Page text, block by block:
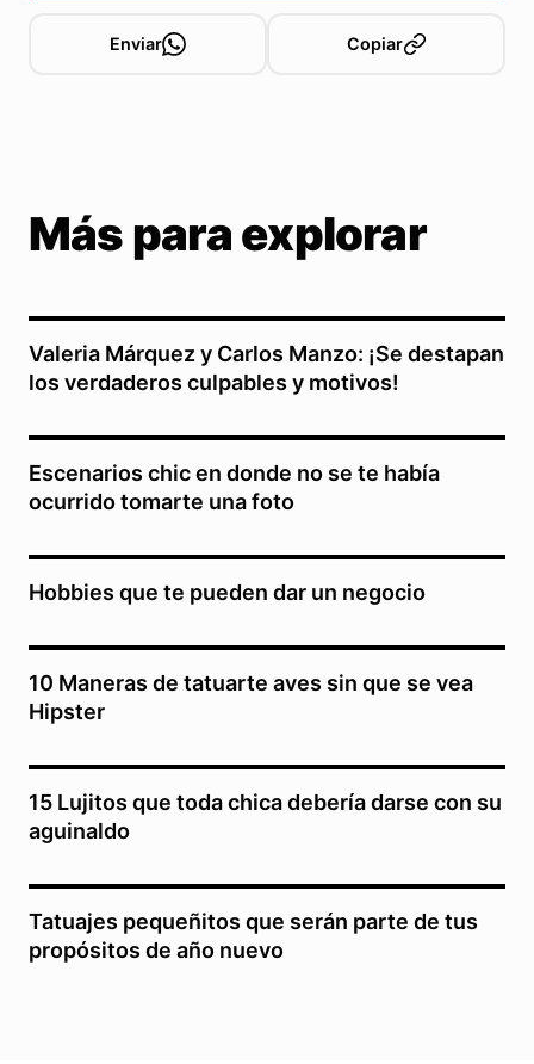
Enviar Copiar
Más para explorar
Valeria Márquez y Carlos Manzo: ¡Se destapan
los verdaderos culpables y motivos!
Escenarios chic en donde no se te había
ocurrido tomarte una foto
Hobbies que te pueden dar un negocio
10 Maneras de tatuarte aves sin que se vea
Hipster
15 Lujitos que toda chica debería darse con su
aguinaldo
Tatuajes pequeñitos que serán parte de tus
propósitos de año nuevo